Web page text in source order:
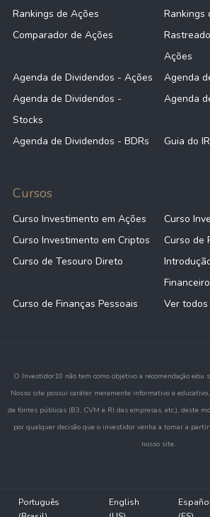
Rankings de Ações
Rankings
Comparador de Ações
Ações
Agenda de Dividendos - Ações
Agenda
Agenda de Dividendos -
Stocks
Agenda
Agenda de Dividendos - BDRs Guia do
Cursos
Curso Investimento em Ações
Curso
Curso Investimento em Criptos
Curso de
Curso de Tesouro Direto
Financeiro
Curso de Finanças Pessoais
Ver
O Investidor10 não tem como objetivo a recomendação e/ou
Nosso site possui caráter meramente informativo e
de fontes públicas (B3, CVM e RI das empresas, etc.), deste
por qualquer decisão que o investidor venha a tomar a
nosso site.
Português
English